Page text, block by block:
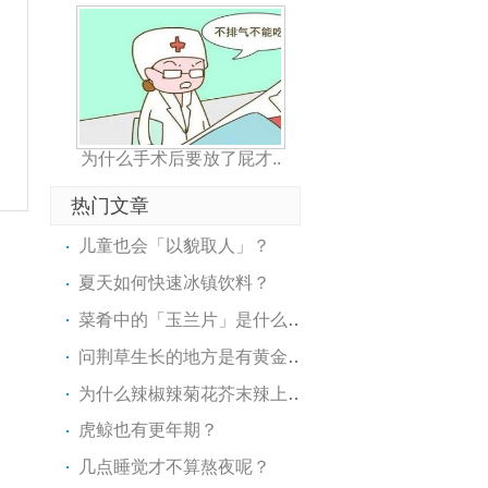
为什么手术后要放了屁才..
热门文章
儿童也会「以貌取人」？
夏天如何快速冰镇饮料？
菜肴中的「玉兰片」是什么东..
问荆草生长的地方是有黄金吗？
为什么辣椒辣菊花芥末辣上头？
虎鲸也有更年期？
几点睡觉才不算熬夜呢？